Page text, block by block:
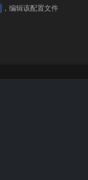
，编辑该配置文件